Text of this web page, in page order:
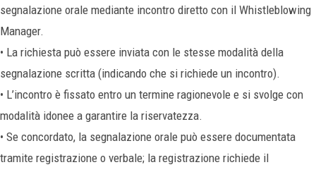
segnalazione orale mediante incontro diretto con il Whistleblowing
Manager.
• La richiesta può essere inviata con le stesse modalità della
segnalazione scritta (indicando che si richiede un incontro).
• L’incontro è fissato entro un termine ragionevole e si svolge con
modalità idonee a garantire la riservatezza.
• Se concordato, la segnalazione orale può essere documentata
tramite registrazione o verbale; la registrazione richiede il